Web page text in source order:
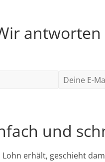
und
erhält, geschieht